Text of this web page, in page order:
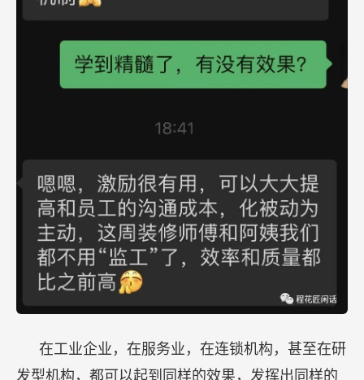
在工业企业，在服务业，在连锁机构，甚至在研
发型机构，都可以起到同样的效果，发挥出同样的